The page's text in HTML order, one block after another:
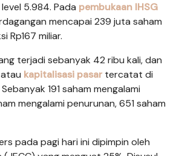
5.984. Pada pembukaan IHSG
mencapai 239 juta saham
Rp167 miliar.
terjadi sebanyak 42 ribu kali, dan
kapitalisasi pasar tercatat di
191 saham mengalami
mengalami penurunan, 651 saham
pada pagi hari ini dipimpin oleh